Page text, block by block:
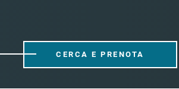
CERCA E PRENOTA